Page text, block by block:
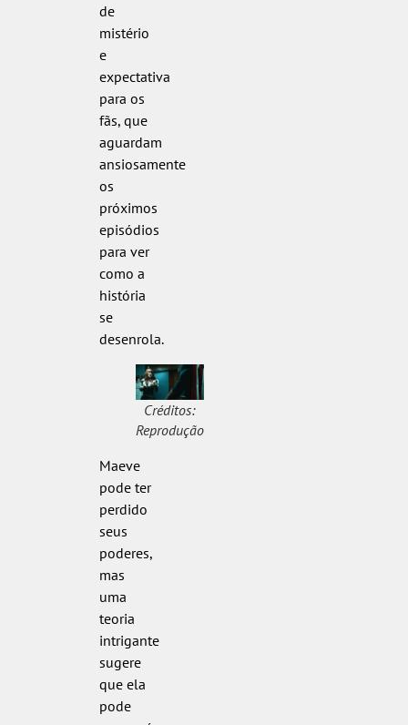
de
mistério
e
expectativa
para os
fãs, que
aguardam
ansiosamente
os
próximos
episódios
para ver
como a
história
se
desenrola.
Créditos:
Reprodução
Maeve
pode ter
perdido
seus
poderes,
mas
uma
teoria
intrigante
sugere
que ela
pode